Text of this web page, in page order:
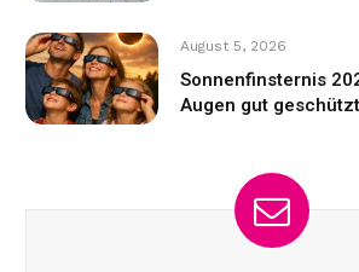
August 5, 2026
Sonnenfinsternis
Augen gut geschützt